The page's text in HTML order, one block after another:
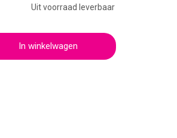
Uit voorraad leverbaar
In winkelwagen